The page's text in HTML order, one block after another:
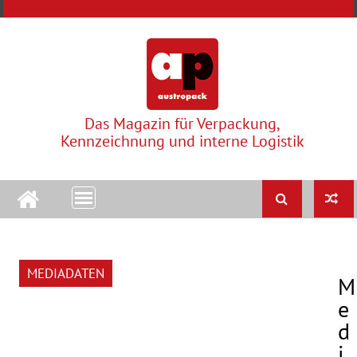
Das Magazin für Verpackung,
Kennzeichnung und interne Logistik
MEDIADATEN M
e
d